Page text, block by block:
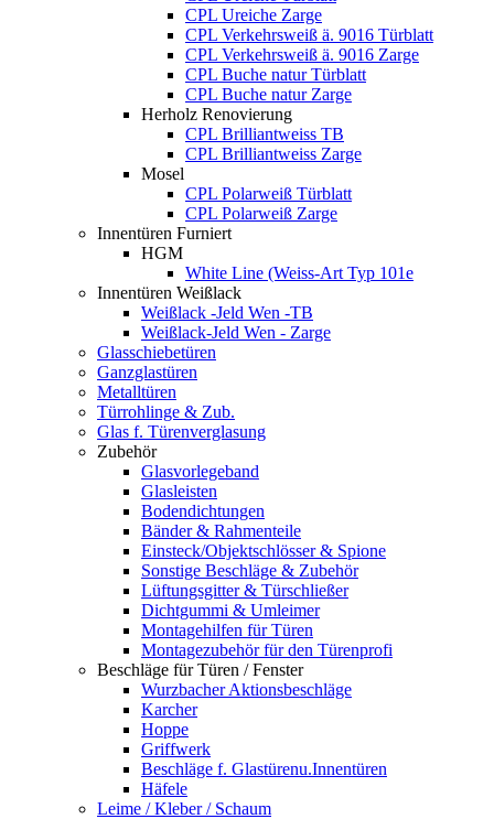
CPL Ureiche Zarge
CPL Verkehrsweiß ä. 9016 Türblatt
CPL Verkehrsweiß ä. 9016 Zarge
CPL Buche natur Türblatt
CPL Buche natur Zarge
Herholz Renovierung
CPL Brilliantweiss TB
CPL Brilliantweiss Zarge
Mosel
CPL Polarweiß Türblatt
CPL Polarweiß Zarge
Innentüren Furniert
HGM
White Line (Weiss-Art Typ 101e
Innentüren Weißlack
Weißlack -Jeld Wen -TB
Weißlack-Jeld Wen - Zarge
Glasschiebetüren
Ganzglastüren
Metalltüren
Türrohlinge & Zub.
Glas f. Türenverglasung
Zubehör
Glasvorlegeband
Glasleisten
Bodendichtungen
Bänder & Rahmenteile
Einsteck/Objektschlösser & Spione
Sonstige Beschläge & Zubehör
Lüftungsgitter & Türschließer
Dichtgummi & Umleimer
Montagehilfen für Türen
Montagezubehör für den Türenprofi
Beschläge für Türen / Fenster
Wurzbacher Aktionsbeschläge
Karcher
Hoppe
Griffwerk
Beschläge f. Glastürenu.Innentüren
Häfele
Leime / Kleber / Schaum